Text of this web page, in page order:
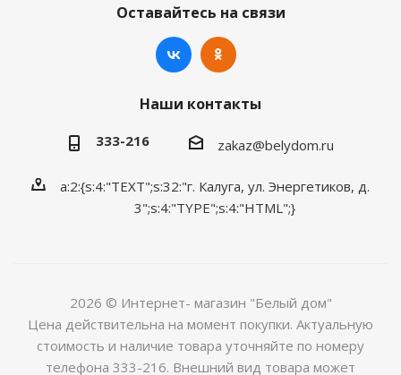
Оставайтесь на связи
Наши контакты
333-216 zakaz@belydom.ru
a:2:{s:4:"TEXT";s:32:"г. Калуга, ул. Энергетиков, д.
3";s:4:"TYPE";s:4:"HTML";}
2026 © Интернет- магазин "Белый дом"
Цена действительна на момент покупки. Актуальную
стоимость и наличие товара уточняйте по номеру
телефона 333-216. Внешний вид товара может